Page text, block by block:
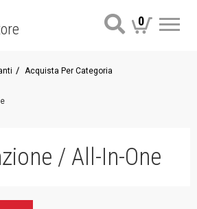
0
Acquista Per Categoria
/ All-In-One